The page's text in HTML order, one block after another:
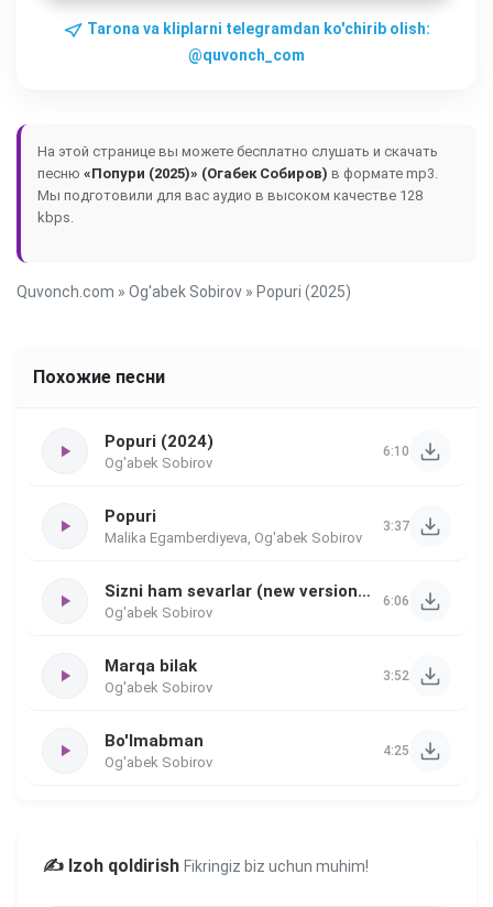
Tarona va kliplarni telegramdan ko'chirib olish:
@quvonch_com
На этой странице вы можете бесплатно слушать и скачать
песню «Попури (2025)» (Огабек Собиров) в формате mp3.
Мы подготовили для вас аудио в высоком качестве 128
kbps.
Quvonch.com » Og'abek Sobirov » Popuri (2025)
Похожие песни
Popuri (2024)
Og'abek Sobirov
6:10
Popuri
Malika Egamberdiyeva, Og'abek Sobirov
3:37
Sizni ham sevarlar (new version 2025)
Og'abek Sobirov
6:06
Marqa bilak
Og'abek Sobirov
3:52
Bo'lmabman
Og'abek Sobirov
4:25
✍️ Izoh qoldirish Fikringiz biz uchun muhim!